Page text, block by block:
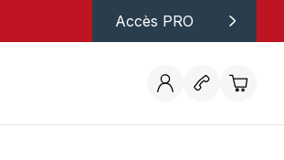
Accès PRO